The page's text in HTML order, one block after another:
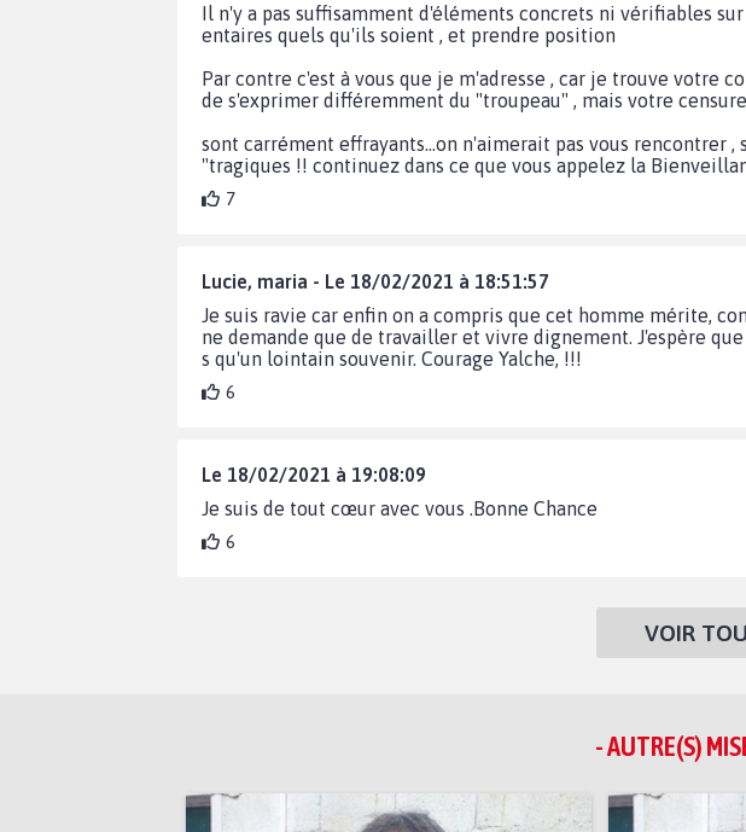
Il n'y a pas suffisamment d'éléments concrets ni vérifiables
entaires quels qu'ils soient , et prendre position
Par contre c'est à vous que je m'adresse , car je trouve votre
de s'exprimer différemment du "troupeau" , mais votre
sont carrément effrayants...on n'aimerait pas vous rencontrer
"tragiques !! continuez dans ce que vous appelez la
7
Lucie, maria - Le 18/02/2021 à 18:51:57
Je suis ravie car enfin on a compris que cet homme mérite,
ne demande que de travailler et vivre dignement. J'espère
s qu'un lointain souvenir. Courage Yalche, !!!
6
Le 18/02/2021 à 19:08:09
Je suis de tout cœur avec vous .Bonne Chance
6
VOIR
- AUTRE(S)